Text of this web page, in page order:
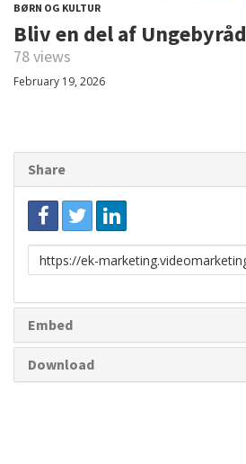
BØRN OG KULTUR
Bliv en del af Ungebyråd
78 views
February 19, 2026
Share
Link
to
Embed
Download